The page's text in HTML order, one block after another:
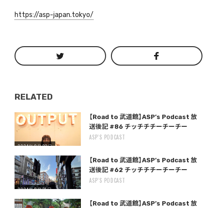
https://asp-japan.tokyo/
RELATED
Warning : Undefined variable $post_id in
/home/storywriter/storywriter.tokyo/public_html/wp-content/themes/StoryWriter/single.phpon line242
【Road to 武道館】ASP’s Podcast 放
送後記 #86 チッチチチーチーチー
2024年9月23日
ASP’S PODCAST
Warning : Undefined variable $post_id in
/home/storywriter/storywriter.tokyo/public_html/wp-content/themes/StoryWriter/single.phpon line242
【Road to 武道館】ASP’s Podcast 放
送後記 #62 チッチチチーチーチー
2024年8月31日
ASP’S PODCAST
Warning : Undefined variable $post_id in
/home/storywriter/storywriter.tokyo/public_html/wp-content/themes/StoryWriter/single.phpon line242
【Road to 武道館】ASP’s Podcast 放